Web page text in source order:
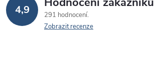
4,9
291 hodnocení
Zobrazit recenze